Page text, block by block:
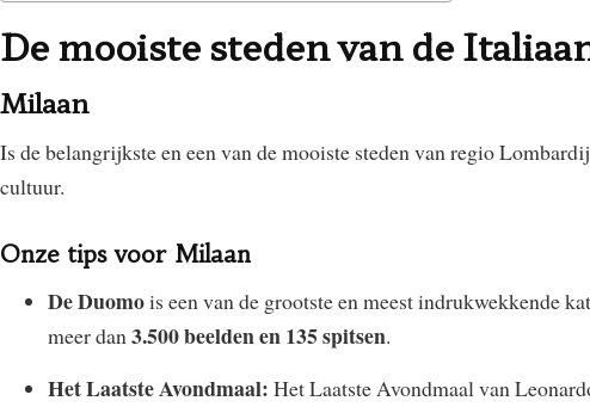
De mooiste steden van de
Milaan
Is de belangrijkste en een van de mooiste steden van regio
cultuur.
Onze tips voor Milaan
De Duomois een van de grootste en meest indrukwekkende
meer dan3.500 beelden en 135 spitsen.
Het Laatste Avondmaal: Het Laatste Avondmaal van